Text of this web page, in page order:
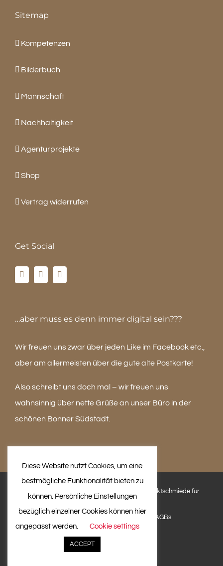
Sitemap
Kompetenzen
Bilderbuch
Mannschaft
Nachhaltigkeit
Agenturprojekte
Shop
Vertrag widerrufen
Get Social
…aber muss es denn immer digital sein???
Wir freuen uns zwar über jeden Like im Facebook etc.,
aber am allermeisten über die gute alte Postkarte!
Also schreibt uns doch mal – wir freuen uns
wahnsinnig über nette Grüße an unser Büro in der
schönen Bonner Südstadt.
© 2020 mannschaftsgold GmbH & Co.KG projektschmiede für
AGBs
Facebook
Diese Website nutzt Cookies, um eine
bestmögliche Funktionalität bieten zu
können. Persönliche Einstellungen
bezüglich einzelner Cookies können hier
angepasst werden. Cookie settings
ACCEPT